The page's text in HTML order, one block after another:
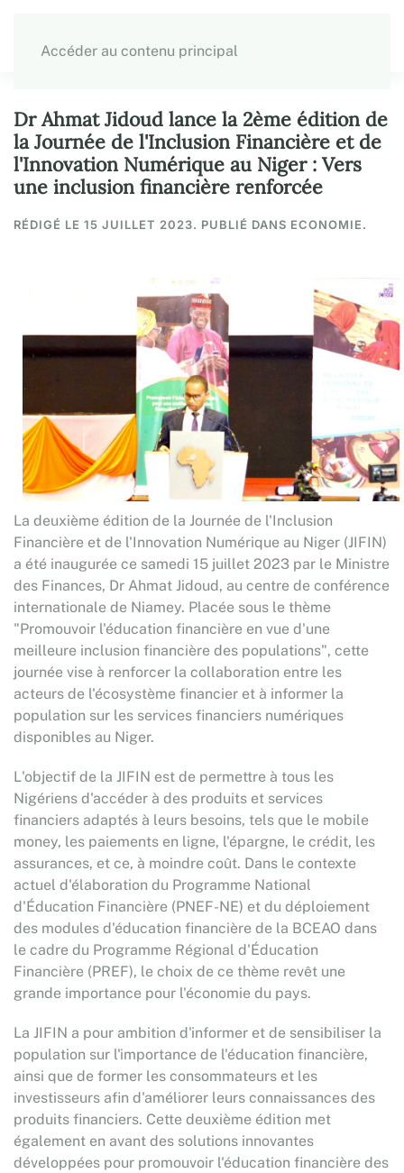
Accéder au contenu principal
Dr Ahmat Jidoud lance la 2ème édition de
la Journée de l'Inclusion Financière et de
l'Innovation Numérique au Niger : Vers
une inclusion financière renforcée
RÉDIGÉ LE 15 JUILLET 2023. PUBLIÉ DANS ECONOMIE.
La deuxième édition de la Journée de l'Inclusion
Financière et de l'Innovation Numérique au Niger (JIFIN)
a été inaugurée ce samedi 15 juillet 2023 par le Ministre
des Finances, Dr Ahmat Jidoud, au centre de conférence
internationale de Niamey. Placée sous le thème
"Promouvoir l'éducation financière en vue d'une
meilleure inclusion financière des populations", cette
journée vise à renforcer la collaboration entre les
acteurs de l'écosystème financier et à informer la
population sur les services financiers numériques
disponibles au Niger.
L'objectif de la JIFIN est de permettre à tous les
Nigériens d'accéder à des produits et services
financiers adaptés à leurs besoins, tels que le mobile
money, les paiements en ligne, l'épargne, le crédit, les
assurances, et ce, à moindre coût. Dans le contexte
actuel d'élaboration du Programme National
d'Éducation Financière (PNEF-NE) et du déploiement
des modules d'éducation financière de la BCEAO dans
le cadre du Programme Régional d'Éducation
Financière (PREF), le choix de ce thème revêt une
grande importance pour l'économie du pays.
La JIFIN a pour ambition d'informer et de sensibiliser la
population sur l'importance de l'éducation financière,
ainsi que de former les consommateurs et les
investisseurs afin d'améliorer leurs connaissances des
produits financiers. Cette deuxième édition met
également en avant des solutions innovantes
développées pour promouvoir l'éducation financière des